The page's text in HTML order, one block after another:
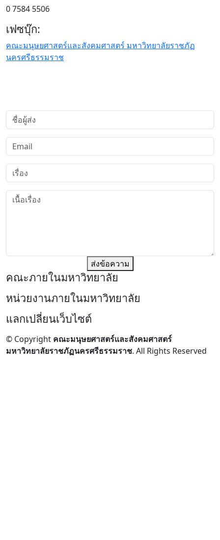
0 7584 5506
เฟซบุ๊ก:
คณะมนุษยศาสตร์และสังคมศาสตร์ มหาวิทยาลัยราชภัฏ
นครศรีธรรมราช
ส่งข้อความ
คณะภายในมหาวิทยาลัย
หน่วยงานภายในมหาวิทยาลัย
แลกเปลี่ยนเว็บไซต์
© Copyright คณะมนุษยศาสตร์และสังคมศาสตร์
มหาวิทยาลัยราชภัฏนครศรีธรรมราช. All Rights Reserved